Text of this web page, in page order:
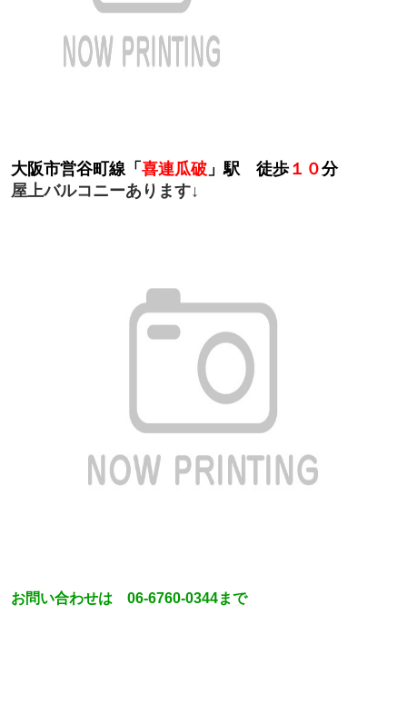
大阪市営谷町線「 喜連瓜破」駅 徒歩１０分
屋上バルコニーあります↓
お問い合わせは 06-6760-0344まで